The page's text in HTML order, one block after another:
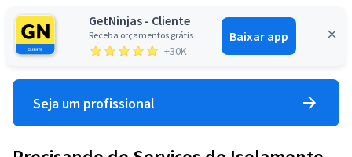
GetNinjas - Cliente
Receba orçamentos grátis
+30K
Baixar app
Entrar
Seja um profissional